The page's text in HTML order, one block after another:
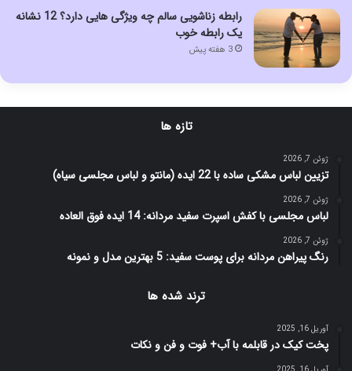
رابطه زناشویی سالم چه ویژگی هایی دارد؟ 12 نشانه
یک رابطه خوب
3 هفته پیش
تازه ها
ژوئن 7, 2026
تزیین لباس مشکی ساده با 22 ایده (مانتو و لباس مجلسی سیاه)
ژوئن 7, 2026
لباس مجلسی با کفش اسپرت سفید مردانه: 14 ایده فوق العاده
ژوئن 7, 2026
رنگ پیراهن مردانه برای پوست سفید: 5 بهترین مدل و نمونه
ترند شده ها
آوریل 16, 2025
پخت کیک در قابلمه با آب+ فوت و فن و نکات